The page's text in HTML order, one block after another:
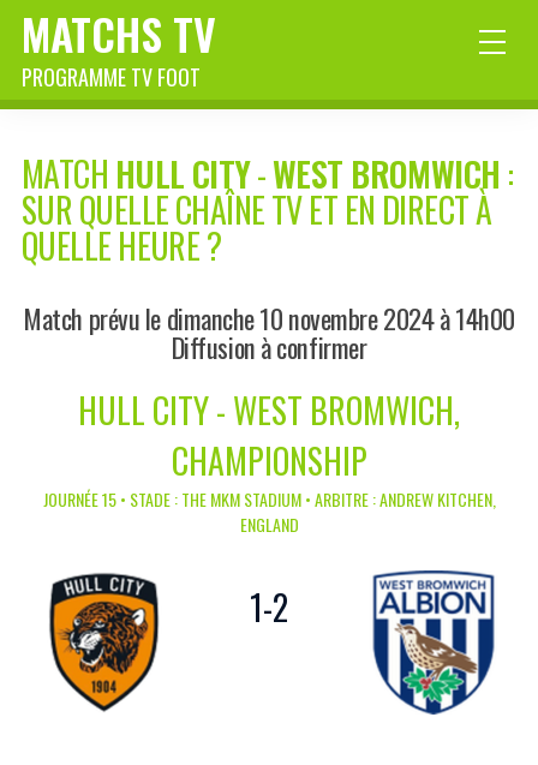
MATCHS TV
PROGRAMME TV FOOT
MATCH HULL CITY-WEST BROMWICH :
SUR QUELLE CHAÎNE TV ET EN DIRECT À
QUELLE HEURE ?
Match prévu le dimanche 10 novembre 2024 à 14h00
Diffusion à confirmer
HULL CITY - WEST BROMWICH,
CHAMPIONSHIP
JOURNÉE 15 • STADE : THE MKM STADIUM • ARBITRE : ANDREW KITCHEN,
ENGLAND
1-2